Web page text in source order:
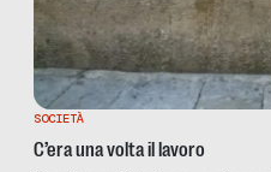
SOCIETÀ
C’era una volta il lavoro